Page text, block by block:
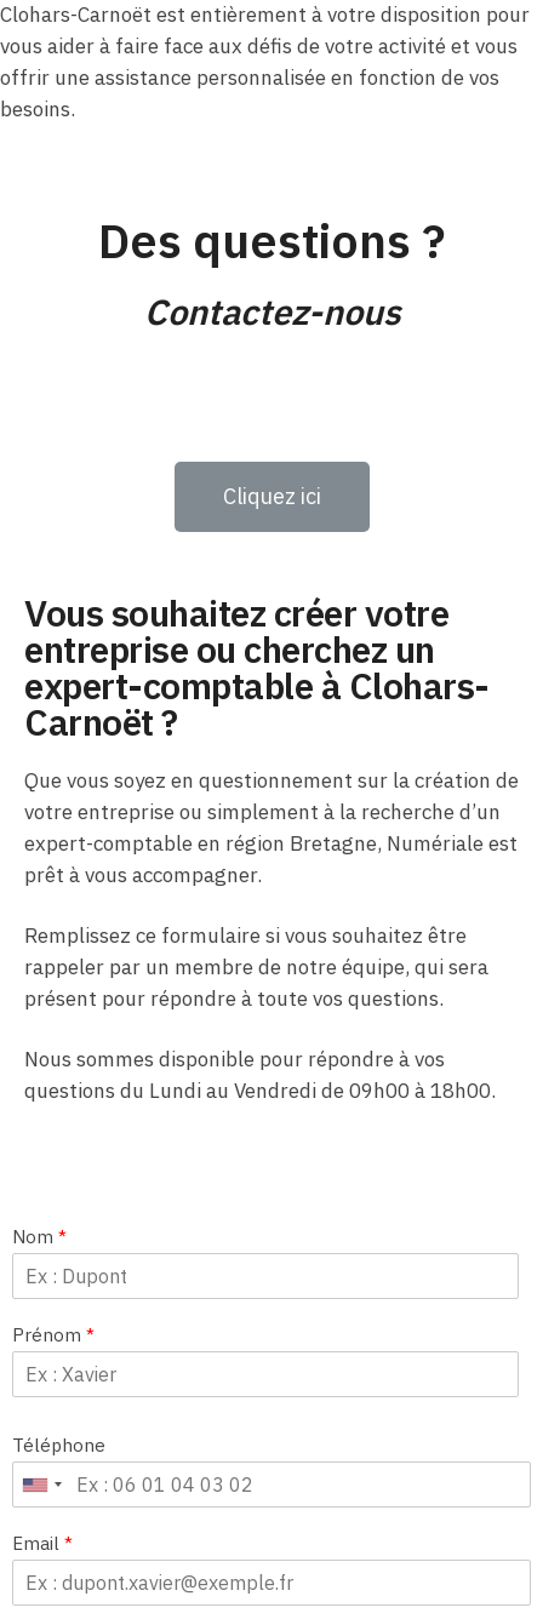
Clohars-Carnoët est entièrement à votre disposition pour
vous aider à faire face aux défis de votre activité et vous
offrir une assistance personnalisée en fonction de vos
besoins.
Des questions ?
Contactez-nous
Cliquez ici
Vous souhaitez créer votre
entreprise ou cherchez un
expert-comptable à Clohars-
Carnoët ?
Que vous soyez en questionnement sur la création de
votre entreprise ou simplement à la recherche d’un
expert-comptable en région Bretagne, Numériale est
prêt à vous accompagner.
Remplissez ce formulaire si vous souhaitez être
rappeler par un membre de notre équipe, qui sera
présent pour répondre à toute vos questions.
Nous sommes disponible pour répondre à vos
questions du Lundi au Vendredi de 09h00 à 18h00.
Nom *
Prénom *
Téléphone
Email *